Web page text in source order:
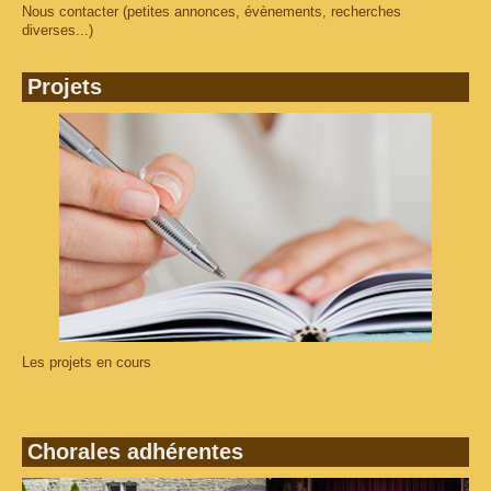
Nous contacter (petites annonces, évènements, recherches
diverses...)
Projets
Les projets en cours
Chorales adhérentes